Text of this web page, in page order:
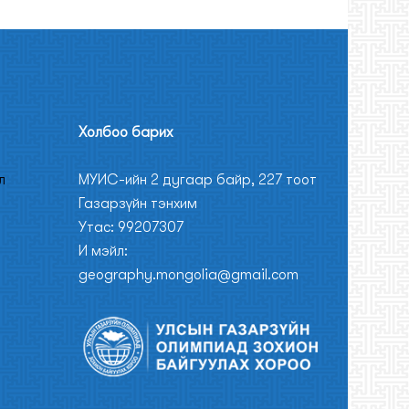
Холбоо барих
МУИС-ийн 2 дугаар байр, 227 тоот
Газарзүйн тэнхим
Утас: 99207307
И мэйл:
geography.mongolia@gmail.com